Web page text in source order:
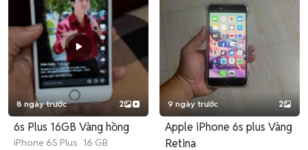
8 ngày trước 2
6s Plus 16GB Vàng hồng
iPhone 6S Plus 16 GB
9 ngày trước 2
Apple iPhone 6s plus Vàng
Retina